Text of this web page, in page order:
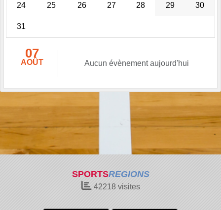
24 25 26 27 28 29 30
31
07
AOÛT Aucun évènement aujourd'hui
SPORTSREGIONS
42218visites